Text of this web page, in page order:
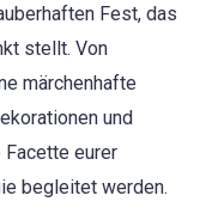
Fest, das
stellt. Von
märchenhafte
und
eurer
begleitet werden.